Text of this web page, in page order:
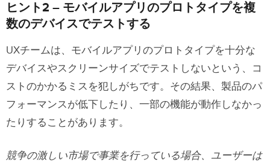
ヒント2 – モバイルアプリのプロトタイプを複
数のデバイスでテストする
UXチームは、モバイルアプリのプロトタイプを十分な
デバイスやスクリーンサイズでテストしないという、コ
ストのかかるミスを犯しがちです。その結果、製品のパ
フォーマンスが低下したり、一部の機能が動作しなかっ
たりすることがあります。
競争の激しい市場で事業を行っている場合、ユーザーは